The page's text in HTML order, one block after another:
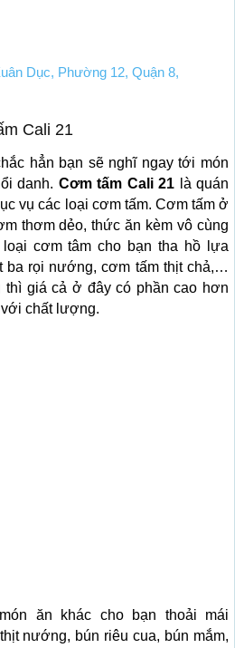
Dục, Phường 12, Quận 8,
Cali 21
hẳn bạn sẽ nghĩ ngay tới món
danh. Cơm tấm Cali 21 là quán
vụ các loại cơm tấm. Cơm tấm ở
thơm dẻo, thức ăn kèm vô cùng
cơm tâm cho bạn tha hồ lựa
ba rọi nướng, cơm tấm thịt chả,…
thì giá cả ở đây có phần cao hơn
chất lượng.
ăn khác cho bạn thoải mái
nướng, bún riêu cua, bún mắm,